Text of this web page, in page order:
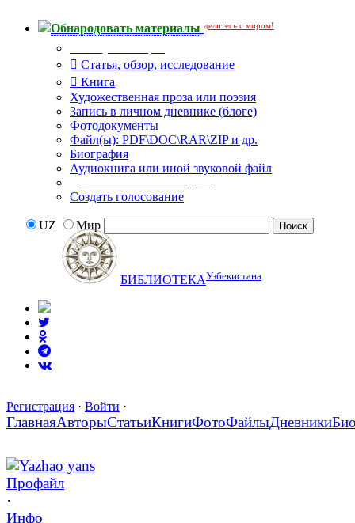
Обнародовать материалы делитесь с миром!
Статья, обзор, исследование
Книга
Художественная проза или поэзия
Запись в личном дневнике (блоге)
Фотодокументы
Файл(ы): PDF\DOC\RAR\ZIP и др.
Биография
Аудиокнига или иной звуковой файл
Создать голосование
UZ Мир
БИБЛИОТЕКАУзбекистана
Регистрация · Войти ·
ГлавнаяАвторыСтатьиКнигиФотоФайлыДневники
Yazhao yans
Профайл
·
Инфо